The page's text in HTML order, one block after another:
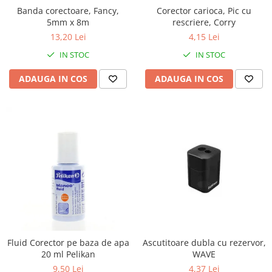
Carti si caiete de colorat 19%
Carti si caiete de colorat 5%
Creative si craft_x000D_
Penare si Borsete
Carti si caiete de colorat 21%
casute
Seturi de bucatarie si curatenie
Banda corectoare, Fancy,
5mm x 8m
13,20 Lei
IN STOC
ADAUGA IN COS
Corector carioca, Pic cu
rescriere, Corry
4,15 Lei
IN STOC
ADAUGA IN COS
Fluid Corector pe baza de apa
20 ml Pelikan
9,50 Lei
Ascutitoare dubla cu rezervor,
WAVE
4,37 Lei